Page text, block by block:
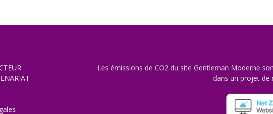
Les émissions de CO2 du site Gentleman Moderne
dans un projet de